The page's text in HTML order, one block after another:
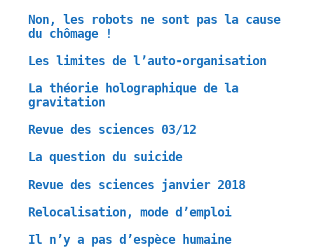
Non, les robots ne sont pas la cause
du chômage !
Les limites de l’auto-organisation
La théorie holographique de la
gravitation
Revue des sciences 03/12
La question du suicide
Revue des sciences janvier 2018
Relocalisation, mode d’emploi
Il n’y a pas d’espèce humaine